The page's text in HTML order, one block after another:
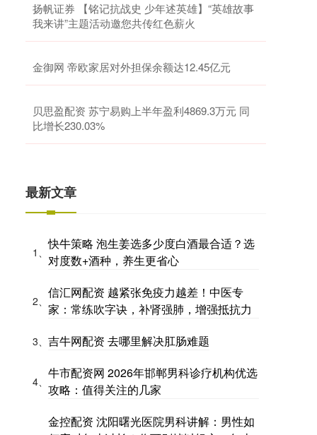
扬帆证券 【铭记抗战史 少年述英雄】“英雄故事
我来讲”主题活动邀您共传红色薪火
金御网 帝欧家居对外担保余额达12.45亿元
贝思盈配资 苏宁易购上半年盈利4869.3万元 同
比增长230.03%
最新文章
1、
快牛策略 泡生姜选多少度白酒最合适？选
对度数+酒种，养生更省心
2、
信汇网配资 越紧张免疫力越差！中医专
家：常练吹字诀，补肾强肺，增强抵抗力
3、 吉牛网配资 去哪里解决肛肠难题
4、
牛市配资网 2026年邯郸男科诊疗机构优选
攻略：值得关注的几家
金控配资 沈阳曙光医院男科讲解：男性如